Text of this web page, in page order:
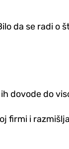
da se radi o
dovode do
firmi i